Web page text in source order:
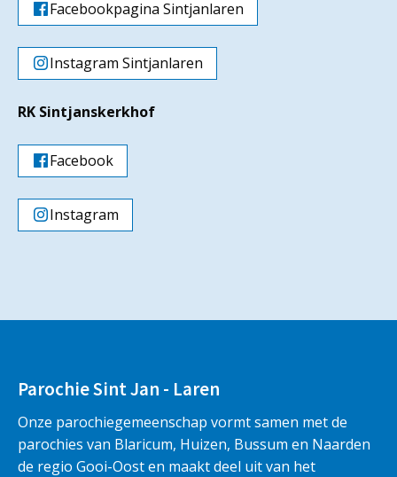
Facebookpagina Sintjanlaren
Instagram Sintjanlaren
RK Sintjanskerkhof
Facebook
Instagram
Parochie Sint Jan - Laren
Onze parochiegemeenschap vormt samen met de
parochies van Blaricum, Huizen, Bussum en Naarden
de regio Gooi-Oost en maakt deel uit van het